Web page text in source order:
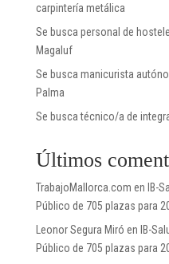
carpintería metálica
Se busca personal de
Magaluf
Se busca manicurista
Palma
Se busca técnico/a de
Últimos
TrabajoMallorca.com en IB-
Público de 705 plazas para
Leonor Segura Miró en IB-
Público de 705 plazas para